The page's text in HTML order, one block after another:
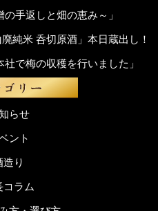
の手返しと畑の恵み～」
純米 呑切原酒」本日蔵出し！
社で梅の収穫を行いました」
らせ
ント
造り
コラム